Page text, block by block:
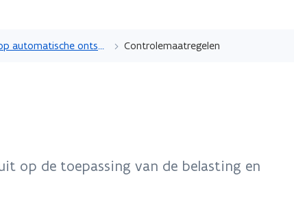
en
Belasting op automatische ontspanningstoestellen Controlemaatregelen
op de toepassing van de belasting en